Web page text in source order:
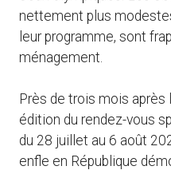
nettement plus
leur programme, sont
ménagement.
Près de trois mois après
édition du rendez-vous
du 28 juillet au 6 août
enfle en République